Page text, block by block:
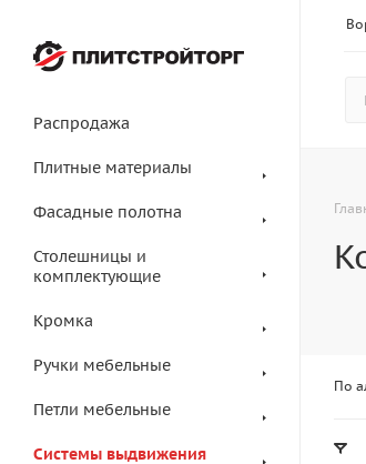
Распродажа
Плитные материалы
Фасадные полотна
Столешницы и
комплектующие
Кромка
Ручки мебельные
Петли мебельные
Системы выдвижения
По